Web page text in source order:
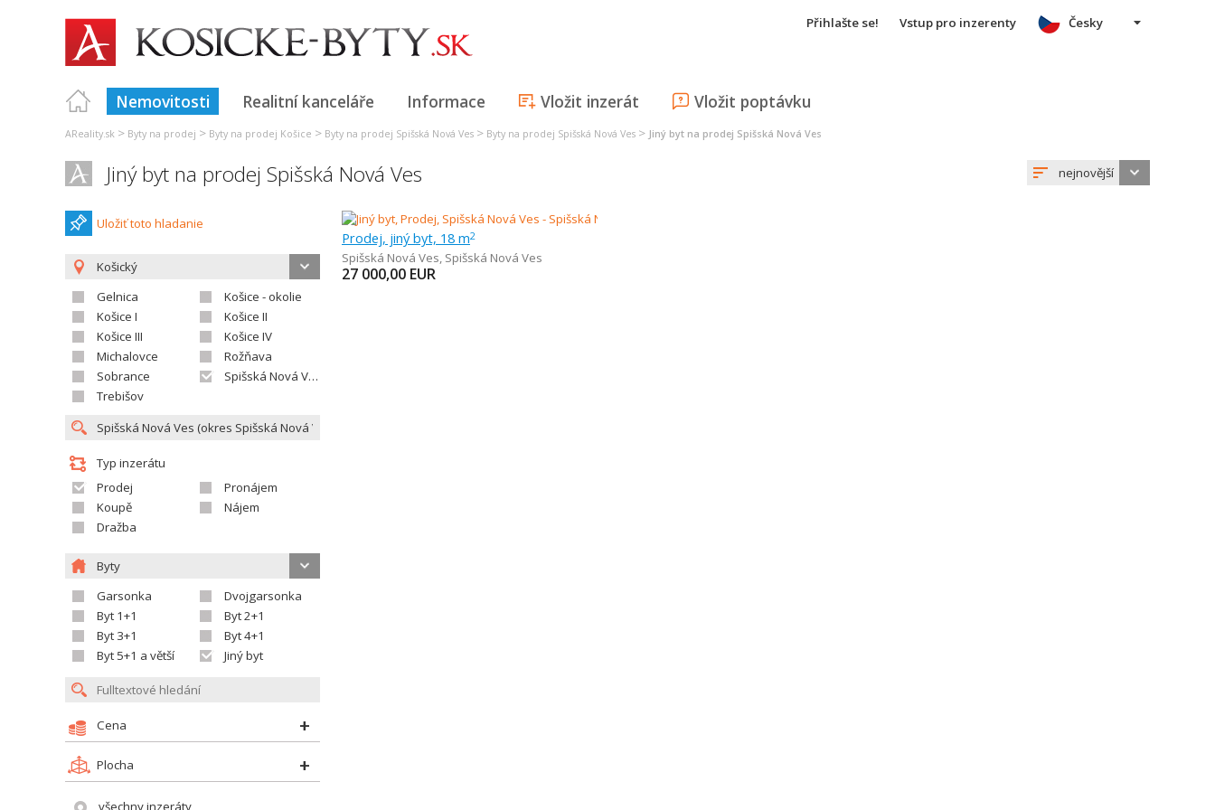
Přihlašte se! Vstup pro inzerenty
Nemovitosti Realitní kanceláře Informace Vložit inzerát Vložit poptávku
Česky
AReality.sk > Byty na prodej > Byty na prodej Košice > Byty na prodej Spišská Nová Ves > Byty na prodej Spišská Nová Ves > Jiný byt na prodej Spišská Nová Ves
Jiný byt na prodej Spišská Nová Ves nejnovější
Uložiť toto hladanie
Košický
Gelnica
Košice - okolie
Košice I
Košice II
Košice III
Košice IV
Michalovce
Rožňava
Sobrance
Spišská Nová Ves
Trebišov
Typ inzerátu
Prodej
Pronájem
Koupě
Nájem
Dražba
Byty
Garsonka
Dvojgarsonka
Byt 1+1
Byt 2+1
Byt 3+1
Byt 4+1
Byt 5+1 a větší
Jiný byt
Cena
Plocha
všechny inzeráty
Prodej, jiný byt, 18 m2
Spišská Nová Ves, Spišská Nová Ves
27 000,00 EUR